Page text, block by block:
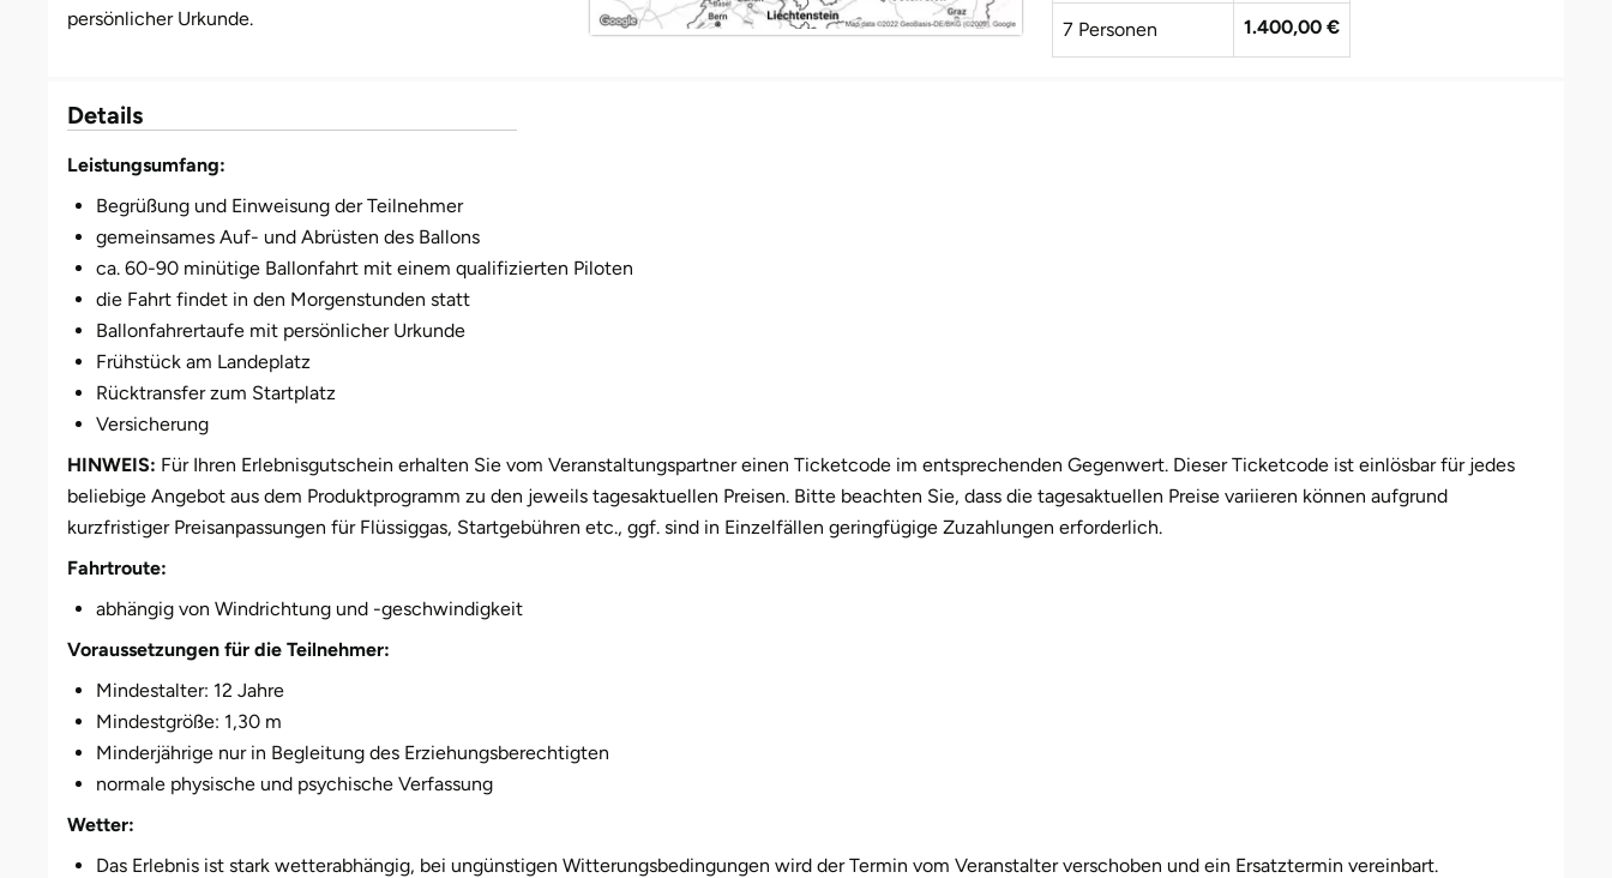
persönlicher Urkunde.
7 Personen 1.400,00 €
Details
Leistungsumfang:
Begrüßung und Einweisung der Teilnehmer
gemeinsames Auf- und Abrüsten des Ballons
ca. 60-90 minütige Ballonfahrt mit einem qualifizierten Piloten
die Fahrt findet in den Morgenstunden statt
Ballonfahrertaufe mit persönlicher Urkunde
Frühstück am Landeplatz
Rücktransfer zum Startplatz
Versicherung
HINWEIS: Für Ihren Erlebnisgutschein erhalten Sie vom Veranstaltungspartner einen Ticketcode im entsprechenden Gegenwert. Dieser Ticketcode ist einlösbar für jedes
beliebige Angebot aus dem Produktprogramm zu den jeweils tagesaktuellen Preisen. Bitte beachten Sie, dass die tagesaktuellen Preise variieren können aufgrund
kurzfristiger Preisanpassungen für Flüssiggas, Startgebühren etc., ggf. sind in Einzelfällen geringfügige Zuzahlungen erforderlich.
Fahrtroute:
abhängig von Windrichtung und -geschwindigkeit
Voraussetzungen für die Teilnehmer:
Mindestalter: 12 Jahre
Mindestgröße: 1,30 m
Minderjährige nur in Begleitung des Erziehungsberechtigten
normale physische und psychische Verfassung
Wetter:
Das Erlebnis ist stark wetterabhängig, bei ungünstigen Witterungsbedingungen wird der Termin vom Veranstalter verschoben und ein Ersatztermin vereinbart.
Nürnberg
Ruhrgebiet
Strausberg (Berlin/Brandenburg)
Sömmerda
Weimar
sächsische Schweiz
Sonneberg
Unterwellenborn
Weimar
Weißenfels
Witterda